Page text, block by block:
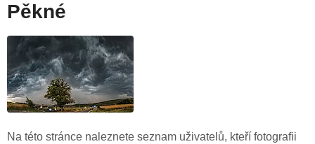
Pěkné
Na této stránce naleznete seznam uživatelů, kteří fotografii